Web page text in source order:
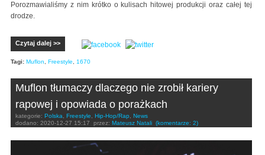
Porozmawialiśmy z nim krótko o kulisach hitowej produkcji oraz całej tej
drodze.
Czytaj dalej >>
Tagi: Muflon, Freestyle, 1670
Muflon tłumaczy dlaczego nie zrobił kariery
rapowej i opowiada o porażkach
kategorie: Polska, Freestyle, Hip-Hop/Rap, News
dodano: 2020-12-27 15:17 przez: Mateusz Natali (komentarze: 2)